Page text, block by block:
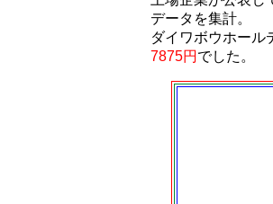
データを集計。
ダイワボウホール
7875円 でした。